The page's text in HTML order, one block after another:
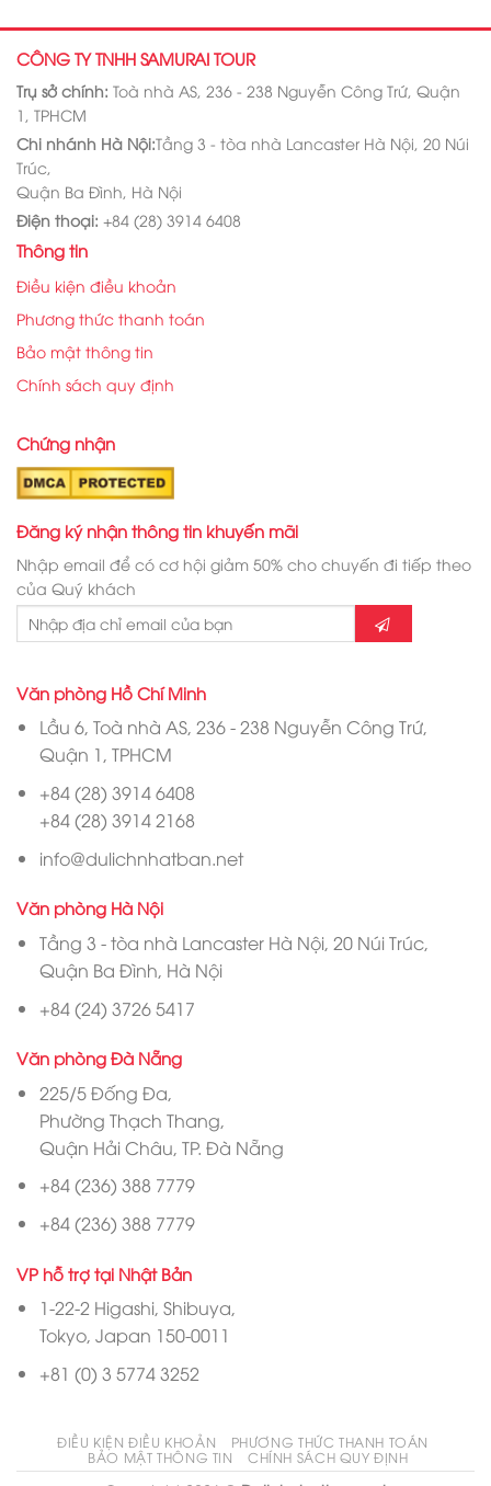
CÔNG TY TNHH SAMURAI TOUR
Trụ sở chính: Toà nhà AS, 236 - 238 Nguyễn Công Trứ, Quận
1, TPHCM
Chi nhánh Hà Nội:Tầng 3 - tòa nhà Lancaster Hà Nội, 20 Núi
Trúc,
Quận Ba Đình, Hà Nội
Điện thoại: +84 (28) 3914 6408
Thông tin
Điều kiện điều khoản
Phương thức thanh toán
Bảo mật thông tin
Chính sách quy định
Chứng nhận
Đăng ký nhận thông tin khuyến mãi
Nhập email để có cơ hội giảm 50% cho chuyến đi tiếp theo
của Quý khách
Văn phòng Hồ Chí Minh
Lầu 6, Toà nhà AS, 236 - 238 Nguyễn Công Trứ,
Quận 1, TPHCM
+84 (28) 3914 6408
+84 (28) 3914 2168
info@dulichnhatban.net
Văn phòng Hà Nội
Tầng 3 - tòa nhà Lancaster Hà Nội, 20 Núi Trúc,
Quận Ba Đình, Hà Nội
+84 (24) 3726 5417
Văn phòng Đà Nẵng
225/5 Đống Đa,
Phường Thạch Thang,
Quận Hải Châu, TP. Đà Nẵng
+84 (236) 388 7779
+84 (236) 388 7779
VP hỗ trợ tại Nhật Bản
1-22-2 Higashi, Shibuya,
Tokyo, Japan 150-0011
+81 (0) 3 5774 3252
ĐIỀU KIỆN ĐIỀU KHOẢN
PHƯƠNG THỨC THANH TOÁN
BẢO MẬT THÔNG TIN
CHÍNH SÁCH QUY ĐỊNH